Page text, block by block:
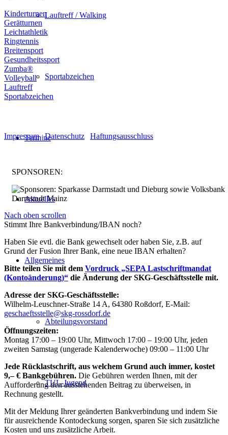
Lauftreff / Walking
Sportabzeichen
Termine
Aktuelles
Allgemeines
Abteilungsvorstand
TUL-Jugend
Kinderturnen
Gerätturnen
Leichtathletik
Ringtennis
Breitensport
Gesundheitssport
Zumba®
Volleyball
Lauftreff
Sportabzeichen
Impressum|Datenschutz Haftungsausschluss
SPONSOREN:
Nach oben scrollen
Stimmt Ihre Bankverbindung/IBAN noch?
Haben Sie evtl. die Bank gewechselt oder haben Sie, z.B. auf
Grund der Fusion Ihrer Bank, eine neue IBAN erhalten?
Bitte teilen Sie mit dem Vordruck „SEPA Lastschriftmandat
(Kontoänderung)“ die Änderung der SKG-Geschäftsstelle mit.
Adresse der SKG-Geschäftsstelle:
Wilhelm-Leuschner-Straße 14 A, 64380 Roßdorf, E-Mail:
geschaeftsstelle@skg-rossdorf.de
Öffnungszeiten:
Montag 17:00 – 19:00 Uhr, Mittwoch 17:00 – 19:00 Uhr, jeden
zweiten Samstag (ungerade Kalenderwoche) 09:00 – 11:00 Uhr
Jede Rücklastschrift, aus welchem Grund auch immer, kostet
9,– € Bankgebühren. Die Gebühren werden Ihnen, mit der
Aufforderung den ausstehenden Beitrag zu überweisen, in
Rechnung gestellt.
Mit der Meldung Ihrer geänderten Bankverbindung und indem Sie
für ausreichende Kontodeckung sorgen, sparen Sie sich zusätzliche
Kosten und uns zusätzliche Arbeit.